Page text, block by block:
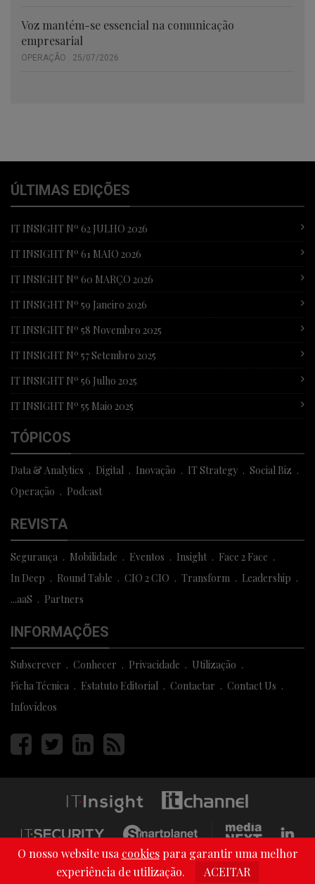
Voz mantém-se essencial na comunicação
empresarial
OPERAÇÃO . 25/07/2026
ÚLTIMAS EDIÇÕES
IT INSIGHT Nº 62 JULHO 2026
IT INSIGHT Nº 61 MAIO 2026
IT INSIGHT Nº 60 MARÇO 2026
IT INSIGHT Nº 59 Janeiro 2026
IT INSIGHT Nº 58 Novembro 2025
IT INSIGHT Nº 57 Setembro 2025
IT INSIGHT Nº 56 Julho 2025
IT INSIGHT Nº 55 Maio 2025
TÓPICOS
Data & Analytics Digital Inovação IT Strategy
Social Biz
Operação
Podcast
REVISTA
Segurança Mobilidade Eventos Insight
Face 2 Face
In Deep
Round Table CIO 2 CIO Transform
Leadership
...aaS
Partners
INFORMAÇÕES
Subscrever Conhecer Privacidade
Utilização
Ficha Técnica
Estatuto Editorial Contactar
Contact Us
Infovídeos
Página
facebook
Página
twitter
Página
linkedin
Página
rss
Copyright © 2013 - 2026 Media Next . All Rights Reserved
O nosso website usa cookiespara garantir uma melhor
experiência de utilização.
ACEITAR